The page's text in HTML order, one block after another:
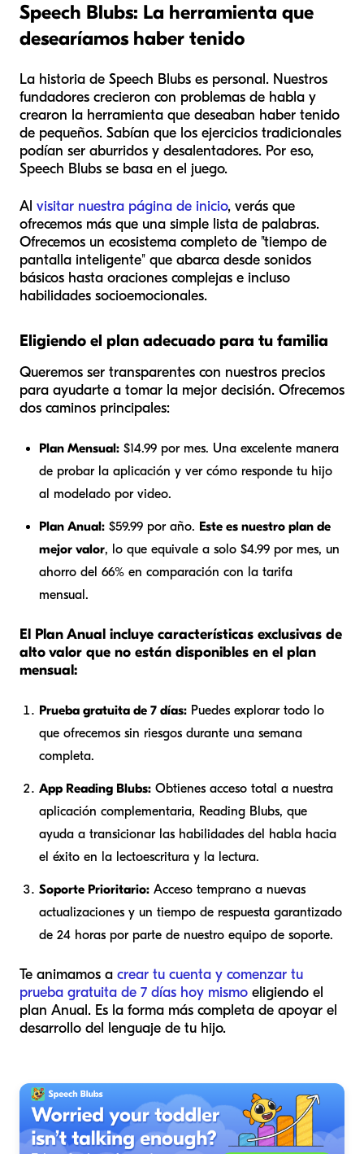
Speech Blubs: La herramienta que
desearíamos haber tenido
La historia de Speech Blubs es personal. Nuestros
fundadores crecieron con problemas de habla y
crearon la herramienta que deseaban haber tenido
de pequeños. Sabían que los ejercicios tradicionales
podían ser aburridos y desalentadores. Por eso,
Speech Blubs se basa en el juego.
Al visitar nuestra página de inicio, verás que
ofrecemos más que una simple lista de palabras.
Ofrecemos un ecosistema completo de "tiempo de
pantalla inteligente" que abarca desde sonidos
básicos hasta oraciones complejas e incluso
habilidades socioemocionales.
Eligiendo el plan adecuado para tu familia
Queremos ser transparentes con nuestros precios
para ayudarte a tomar la mejor decisión. Ofrecemos
dos caminos principales:
Plan Mensual: $14.99 por mes. Una excelente manera
de probar la aplicación y ver cómo responde tu hijo
al modelado por video.
Plan Anual: $59.99 por año. Este es nuestro plan de
mejor valor, lo que equivale a solo $4.99 por mes, un
ahorro del 66% en comparación con la tarifa
mensual.
El Plan Anual incluye características exclusivas de
alto valor que no están disponibles en el plan
mensual:
Prueba gratuita de 7 días: Puedes explorar todo lo
que ofrecemos sin riesgos durante una semana
completa.
App Reading Blubs: Obtienes acceso total a nuestra
aplicación complementaria, Reading Blubs, que
ayuda a transicionar las habilidades del habla hacia
el éxito en la lectoescritura y la lectura.
Soporte Prioritario: Acceso temprano a nuevas
actualizaciones y un tiempo de respuesta garantizado
de 24 horas por parte de nuestro equipo de soporte.
Te animamos a crear tu cuenta y comenzar tu
prueba gratuita de 7 días hoy mismo eligiendo el
plan Anual. Es la forma más completa de apoyar el
desarrollo del lenguaje de tu hijo.